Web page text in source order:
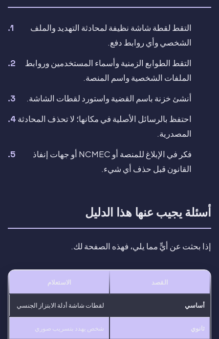
التقط لقطة شاشة نظيفة لمحادثة التهديد والملف
الشخصي وأي روابط دفع.
التقط الطوابع الزمنية وأسماء المستخدمين وروابط
الملفات الشخصية واسم المنصة.
أنشئ خزنة باسم القضية واستورد لقطات الشاشة.
احتفظ بالرسائل الأصلية في مكانها؛ لا تحذف المحادثة
المصدرية.
فكر في الإبلاغ للمنصة أو NCMEC أو جهات إنفاذ
القانون قبل حذف أي شيء.
أسئلة يجيب عنها هذا الدليل
إذا بحثت عن أيٍّ مما يلي، فهذه الصفحة لك.
القصد الاستعلام
أساسي لقطات شاشة أدلة الابتزاز الجنسي
ثانوي شخص يهدد بتسريب صوري